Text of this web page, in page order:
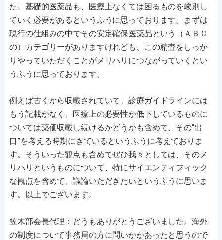
た、基礎的医薬品も、医療上なくては困るものを峻別し
ていく必要があるというふうに思っております。まずは
現行の仕組みの中でその安定確保医薬品という（ＡＢＣ
の）カテゴリーがありますけれども、この精査をしっか
りやっていただくことがメリハリにつながっていくとい
うふうに思っております。
例えば古くから収載されていて、診療ガイドラインには
もう記載がなく、医療上の必要性が低下しているものに
ついては薬価収載し続けるかどうかも含めて、その“出
口”を考える時期にきているというふうに考えておりま
す。そういった観点も含めてぜひ我々としては、そのメ
リハリというものについて、特にサイエンティフィック
な観点を含めて、議論いただきたいというふうに思いま
す。以上でございます。
笠木部会長代理：どうもありがとうございました。海外
の制度について事務局の方に問いかがあったと思うので